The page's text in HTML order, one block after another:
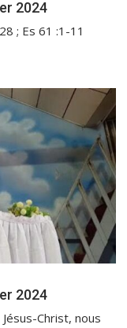
2024
; Es 61 :1-11
2024
Christ, nous